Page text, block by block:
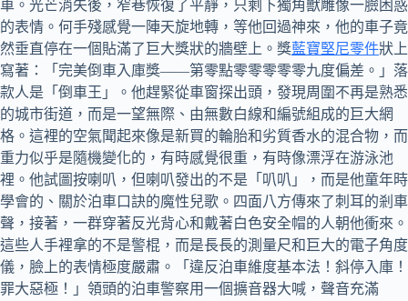
車。光芒消失後，窄巷恢復了平靜，只剩下獨角獸雕像一臉困惑
的表情。何手殘感覺一陣天旋地轉，等他回過神來，他的車子竟
然垂直停在一個貼滿了巨大獎狀的牆壁上。獎藍寶堅尼零件狀上
寫著：「完美倒車入庫獎——第零點零零零零零九度偏差。」落
款人是「倒車王」。他趕緊從車窗探出頭，發現周圍不再是熟悉
的城市街道，而是一望無際、由無數白線和編號組成的巨大網
格。這裡的空氣聞起來像是新買的輪胎和劣質香水的混合物，而
重力似乎是隨機變化的，有時感覺很重，有時像漂浮在游泳池
裡。他試圖按喇叭，但喇叭發出的不是「叭叭」，而是他童年時
學會的、關於泊車口訣的魔性兒歌。四面八方傳來了刺耳的剎車
聲，接著，一群穿著反光背心和戴著白色安全帽的人朝他衝來。
這些人手裡拿的不是警棍，而是長長的測量尺和巨大的電子角度
儀，臉上的表情極度嚴肅。「違反泊車維度基本法！斜停入庫！
罪大惡極！」領頭的泊車警察用一個擴音器大喊，聲音充滿